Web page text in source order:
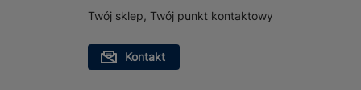
Twój sklep, Twój punkt kontaktowy
Kontakt